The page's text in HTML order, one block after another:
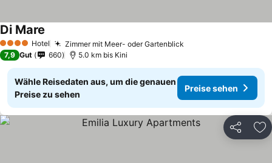
4 Sterne Hotel Zimmer mit Meer- oder Gartenblick
Di Mare
7,9 Gut 660 5.0 km bis Kini
Wähle Reisedaten aus, um die genauen
Preise zu sehen
Preise sehen
Teilen